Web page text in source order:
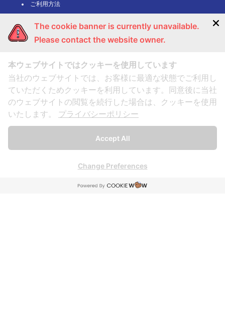
ご利用方法
利用規約・個人情報保護方針
キャンセルポリシー
予約フォーム
お問い合わせ
The cookie banner is currently unavailable.
Please contact the website owner.
本ウェブサイトではクッキーを使用しています
当社のウェブサイトでは、お客様に最適な状態でご利用し
ていただくためクッキーを利用しています。同意後に当社
のウェブサイトの閲覧を続行した場合は、クッキーを使用
いたします。
プライバシーポリシー
Accept All
Change Preferences